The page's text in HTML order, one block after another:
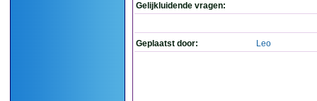
Gelijkluidende vragen:
Geplaatst door: Leo